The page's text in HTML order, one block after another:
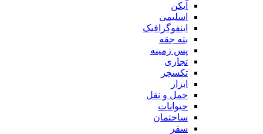
آیکن
اسلیمی
اینفوگرافیک
بته جقه
پس زمینه
تجاری
تکسچر
ابزار
حمل و نقل
حیوانات
ساختمان
سفر